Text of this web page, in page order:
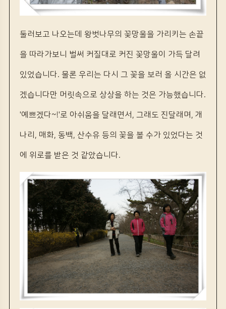
둘러보고 나오는데 왕벗나무의 꽃망울을 가리키는 손끝
을 따라가보니 벌써 커질대로 커진 꽃망울이 가득 달려
있었습니다. 물론 우리는 다시 그 꽃을 보러 올 시간은 없
겠습니다만 머릿속으로 상상을 하는 것은 가능했습니다.
'예쁘겠다~!'로 아쉬움을 달래면서, 그래도 진달래며, 개
나리, 매화, 동백, 산수유 등의 꽃을 볼 수가 있었다는 것
에 위로를 받은 것 같았습니다.